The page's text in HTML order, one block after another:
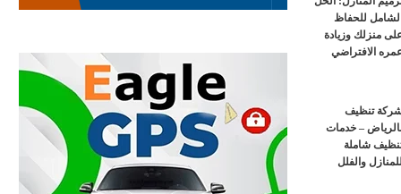
الشامل للحفاظ
منزلك وزيادة
الافتراضي
تنظيف
– خدمات
شاملة
للمنازل والفلل